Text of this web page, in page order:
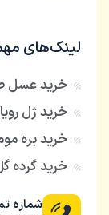
لینک‌های
خرید عسل
خرید ژل
خرید بره
خرید گرده
شماره